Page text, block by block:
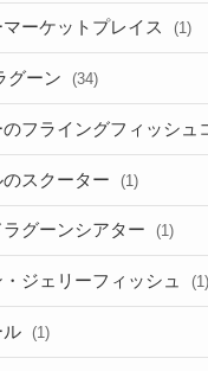
ーケットプレイス (1)
グーン (34)
フライングフィッシュ
スクーター (1)
グーンシアター (1)
ジェリーフィッシュ (1)
ル (1)